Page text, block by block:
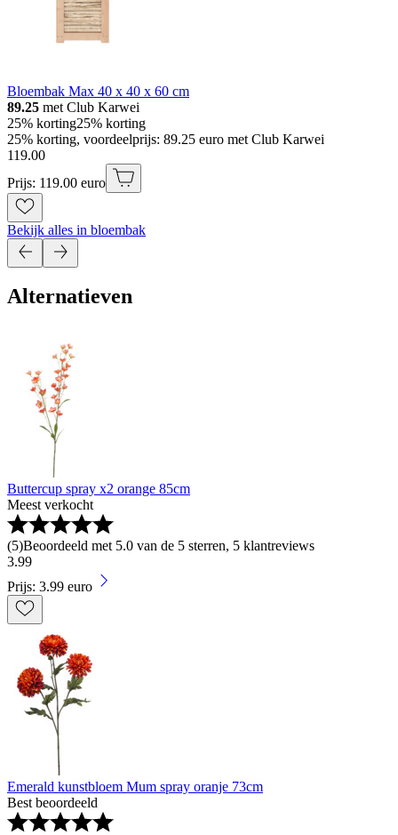
Bloembak Max 40 x 40 x 60 cm
89.25 met Club Karwei
25% korting25% korting
25% korting, voordeelprijs: 89.25 euro met Club Karwei
119.00
Prijs: 119.00 euro
Bekijk alles in bloembak
Alternatieven
Buttercup spray x2 orange 85cm
Meest verkocht
(5)Beoordeeld met 5.0 van de 5 sterren, 5 klantreviews
3.99
Prijs: 3.99 euro
Emerald kunstbloem Mum spray oranje 73cm
Best beoordeeld